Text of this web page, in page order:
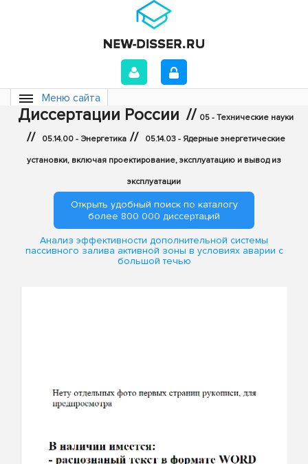
Меню сайта
Диссертации России // 05 - Технические науки
// 05.14.00 - Энергетика // 05.14.03 - Ядерные энергетические
установки, включая проектирование, эксплуатацию и вывод из
эксплуатации
Открыть удобный поиск по каталогу
более 800 000 диссертаций
Анализ эффективности дополнительной системы
пассивного залива активной зоны в условиях аварии с
большой течью